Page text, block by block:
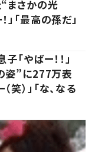
まさかの光
「最高の孫だ」
「やばー！！」
姿”に277万表
笑）」「な、なる